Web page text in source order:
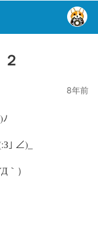
8年前
｣ ∠)_
｀）